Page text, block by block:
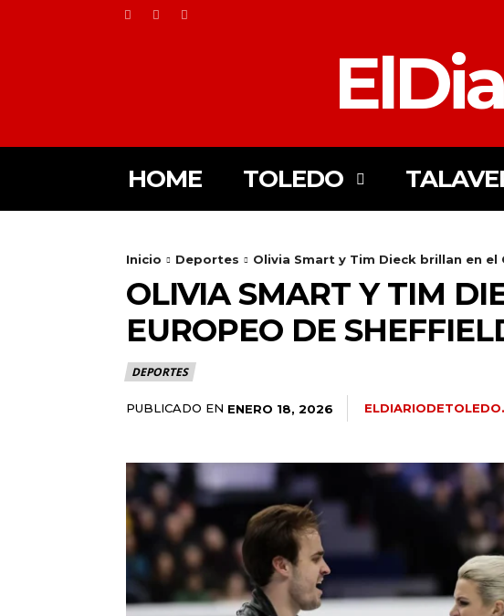
HOME TOLEDO
Inicio Deportes Olivia Smart y Tim Dieck brillan en
OLIVIA SMART Y TIM
EUROPEO DE
DEPORTES
PUBLICADO EN ENERO 18, 2026